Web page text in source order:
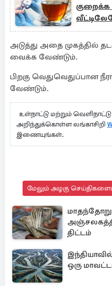
குறைக்க
அடுத்து அதை முகத்தில்
வைக்க வேண்டும்.
பிறகு வெதுவெதுப்பான
வேண்டும்.
உள்நாட்டு மற்றும்
அறிந்துக்கொள்ள லங்காசிறி
இணையுங்கள்.
மேலும் அழகு
திட்டம்
ஒரு